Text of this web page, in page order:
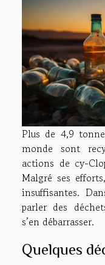
Plus de 4,9
monde sont
actions de cy-
Malgré ses
insuffisantes.
parler des
s’en débarrasser.
Quelques